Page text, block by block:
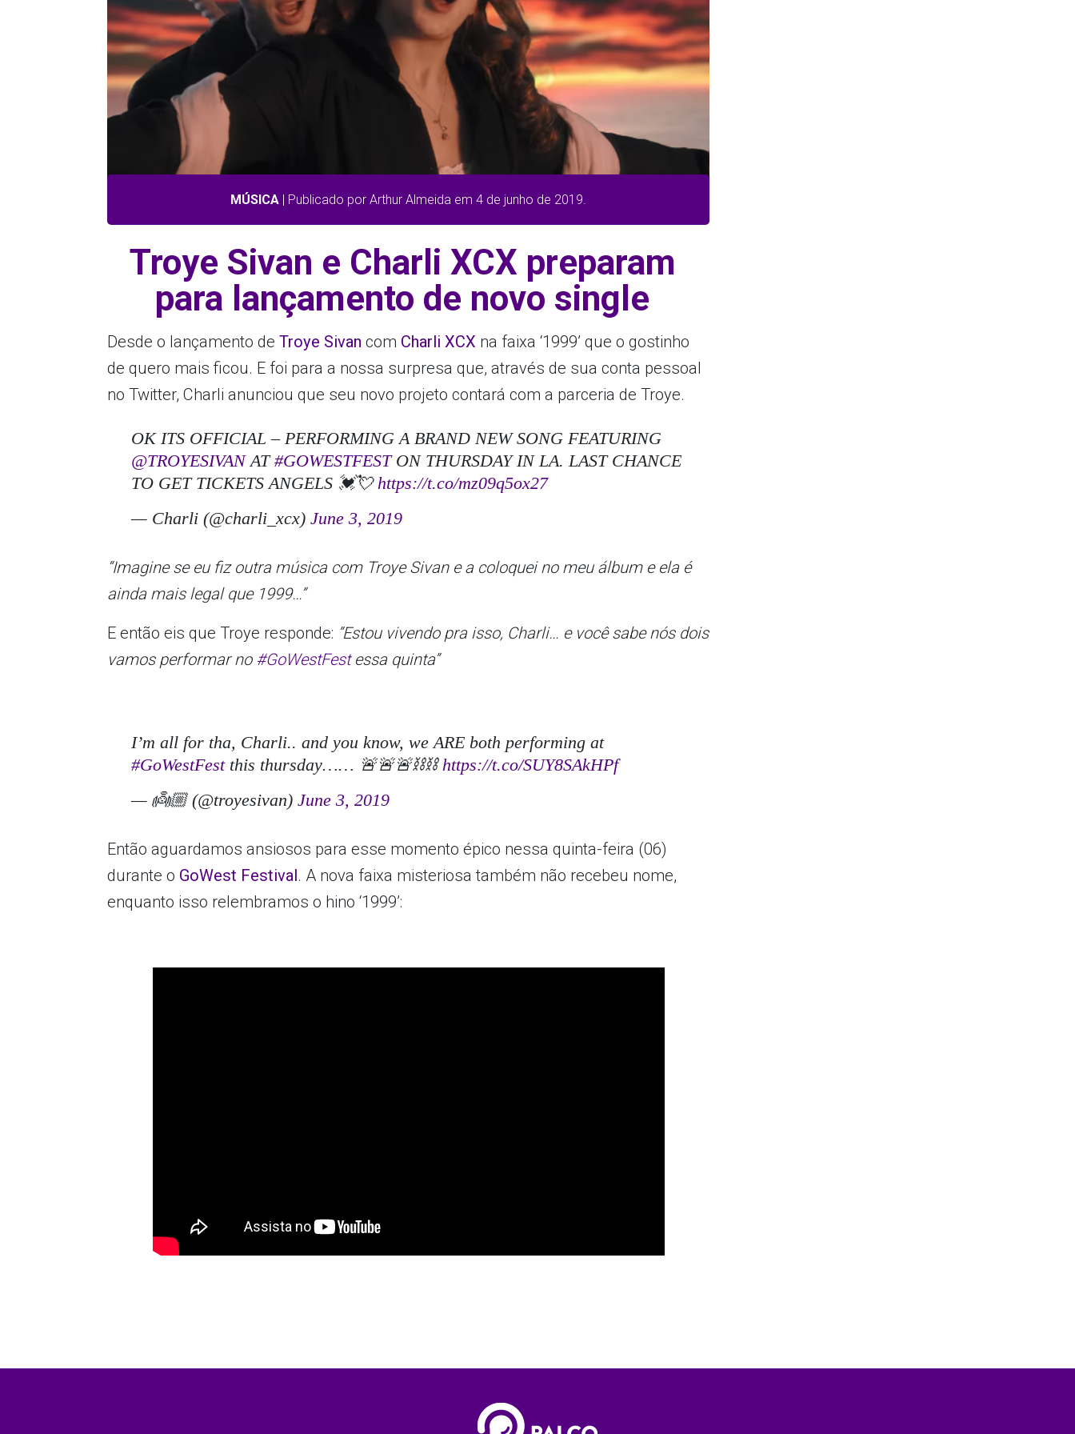
MÚSICA | Publicado por Arthur Almeida em 4 de junho de 2019.
Troye Sivan e Charli XCX preparam
para lançamento de novo single
Desde o lançamento deTroye Sivan com Charli XCX na faixa ‘1999’ que o gostinho
de quero mais ficou. E foi para a nossa surpresa que, através de sua conta pessoal
no Twitter, Charli anunciou que seu novo projeto contará com a parceria de Troye.
OK ITS OFFICIAL – PERFORMING A BRAND NEW SONG FEATURING
@TROYESIVANAT#GOWESTFESTON THURSDAY IN LA. LAST CHANCE
TO GET TICKETS ANGELS 💓💘 https://t.co/mz09q5ox27
— Charli (@charli_xcx)June 3, 2019
“Imagine se eu fiz outra música com Troye Sivan e a coloquei no meu álbum e ela é
ainda mais legal que 1999…”
E então eis que Troye responde: ”Estou vivendo pra isso, Charli… e você sabe nós dois
vamos performar no #GoWestFestessa quinta”
I’m all for tha, Charli.. and you know, we ARE both performing at
#GoWestFestthis thursday…… 🚨🚨🚨⛓⛓ https://t.co/SUY8SAkHPf
— 👼🏼 (@troyesivan)June 3, 2019
Então aguardamos ansiosos para esse momento épico nessa quinta-feira (06)
durante o GoWest Festival. A nova faixa misteriosa também não recebeu nome,
enquanto isso relembramos o hino ‘1999’: